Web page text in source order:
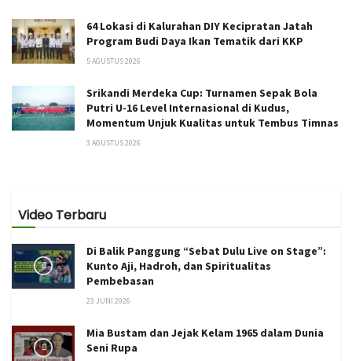
64 Lokasi di Kalurahan DIY Kecipratan Jatah
Program Budi Daya Ikan Tematik dari KKP
5 AGUSTUS 2026
Srikandi Merdeka Cup: Turnamen Sepak Bola
Putri U-16 Level Internasional di Kudus,
Momentum Unjuk Kualitas untuk Tembus Timnas
3 AGUSTUS 2026
Video Terbaru
Di Balik Panggung “Sebat Dulu Live on Stage”:
Kunto Aji, Hadroh, dan Spiritualitas
Pembebasan
23 JUNI 2026
Mia Bustam dan Jejak Kelam 1965 dalam Dunia
Seni Rupa